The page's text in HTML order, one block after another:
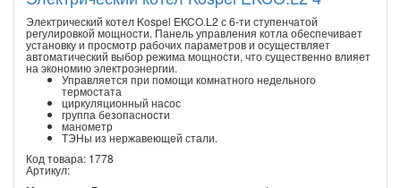
Электрический котел Kospel EKCO.L2 с 6-ти ступенчатой
регулировкой мощности. Панель управления котла обеспечивает
установку и просмотр рабочих параметров и осуществляет
автоматический выбор режима мощности, что существенно влияет
на экономию электроэнергии.
Управляется при помощи комнатного недельного
термостата
циркуляционный насос
группа безопасности
манометр
ТЭНы из нержавеющей стали.
Код товара: 1778
Артикул: